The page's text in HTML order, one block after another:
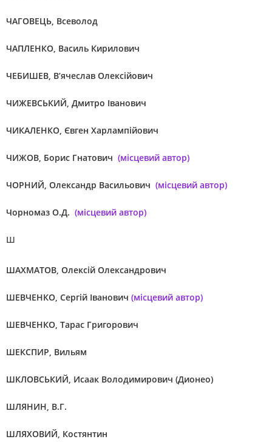
ЧАГОВЕЦЬ, Всеволод
ЧАПЛЕНКО, Василь Кирилович
ЧЕБИШЕВ, В’ячеслав Олексійович
ЧИЖЕВСЬКИЙ, Дмитро Іванович
ЧИКАЛЕНКО, Євген Харлампійович
ЧИЖОВ, Борис Гнатович (місцевий автор)
ЧОРНИЙ, Олександр Васильович (місцевий автор)
Чорномаз О.Д. (місцевий автор)
Ш
ШАХМАТОВ, Олексій Олександрович
ШЕВЧЕНКО, Сергій Іванович (місцевий автор)
ШЕВЧЕНКО, Тарас Григорович
ШЕКСПИР, Вильям
ШКЛОВСЬКИЙ, Исаак Володимирович (Дионео)
ШЛЯНИН, В.Г.
ШЛЯХОВИЙ, Костянтин